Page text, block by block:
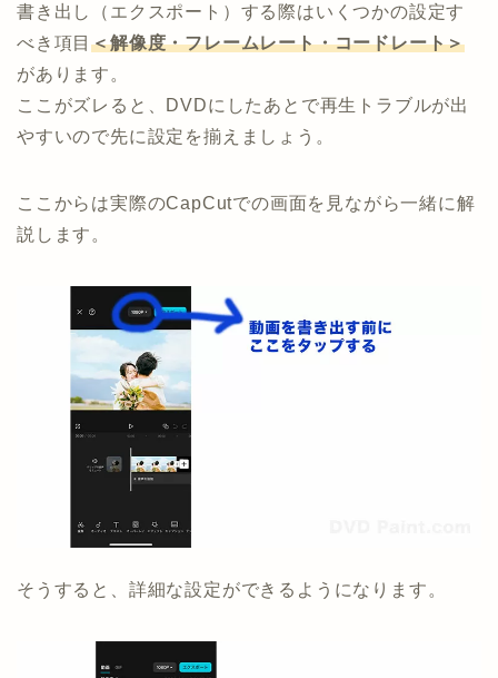
書き出し（エクスポート）する際はいくつかの設定す
べき項目＜解像度・フレームレート・コードレート＞
があります。
ここがズレると、DVDにしたあとで再生トラブルが出
やすいので先に設定を揃えましょう。
ここからは実際のCapCutでの画面を見ながら一緒に解
説します。
そうすると、詳細な設定ができるようになります。